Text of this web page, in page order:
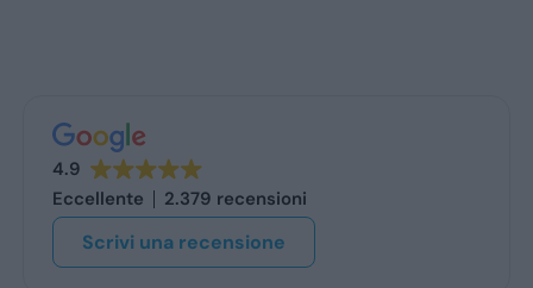
4.9
Eccellente
2.379 recensioni
Scrivi una recensione